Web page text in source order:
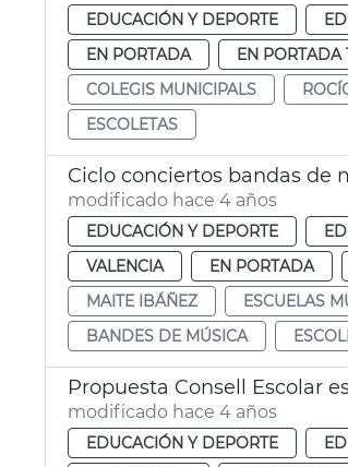
EDUCACIÓN Y DEPORTE
EN PORTADA
EN PORTADA
COLEGIS MUNICIPALS
ESCOLETAS
Ciclo conciertos bandas de
modificado hace 4 años
EDUCACIÓN Y DEPORTE
VALENCIA
EN PORTADA
MAITE IBÁÑEZ
ESCUELAS
BANDES DE MÚSICA
Propuesta Consell Escolar
modificado hace 4 años
EDUCACIÓN Y DEPORTE